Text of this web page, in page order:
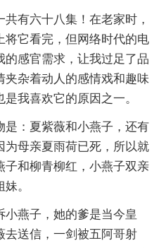
有六十八集！在老家时，
将它看完，但网络时代的电
的感官需求，让我过足了品
杂着动人的感情戏和趣味
我喜欢它的原因之一。
是：夏紫薇和小燕子，还有
为母亲夏雨荷已死，所以就
子和柳青柳红，小燕子双亲
。
燕子，她的爹是当今皇
去送信，一剑被五阿哥射